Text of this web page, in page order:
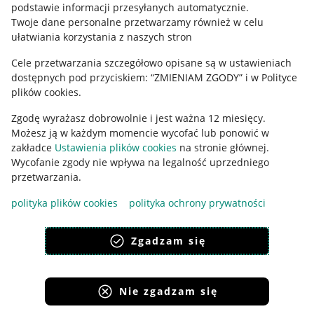
podstawie informacji przesyłanych automatycznie.
Twoje dane personalne przetwarzamy również w celu
ułatwiania korzystania z naszych stron
Cele przetwarzania szczegółowo opisane są w ustawieniach
dostępnych pod przyciskiem: “ZMIENIAM ZGODY” i w Polityce
plików cookies.
Zgodę wyrażasz dobrowolnie i jest ważna 12 miesięcy.
Możesz ją w każdym momencie wycofać lub ponowić w
zakładce Ustawienia plików cookies na stronie głównej.
Wycofanie zgody nie wpływa na legalność uprzedniego
przetwarzania.
polityka plików cookies
polityka ochrony prywatności
Zgadzam się
Nie zgadzam się
Polityka plików "cookies"
Ustawienia plików "cookies"
Udostępnianie lokalizacji
Informacje dla Aktu o Usługach Cyfrowych
Pobierz aplikację
Korzystanie z serwisu oznacza akceptacjęregulaminu